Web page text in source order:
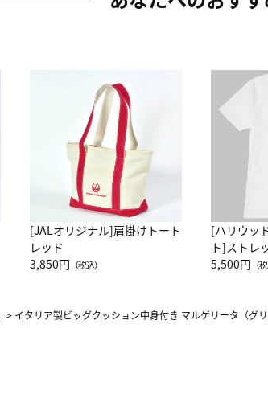
[JALオリジナル]肩掛けトート
レッド
3,850円 （税込）
[ハリウッ
ト]ストレ
ーネック
5,500円 （
> イタリア製ビッグクッション中身付き マルゲリータ（グ